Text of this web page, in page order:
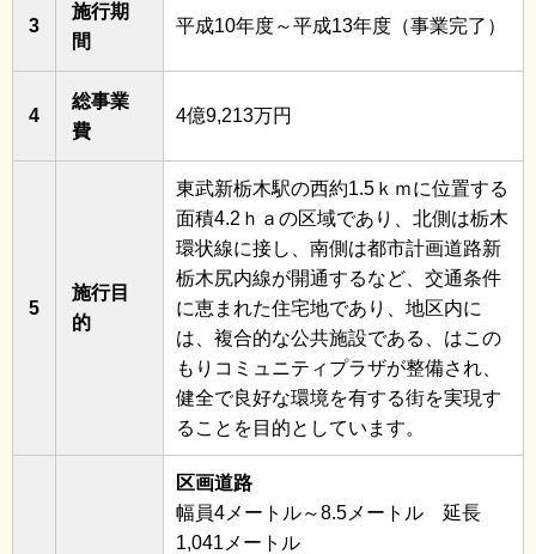
3
施行期
間
平成10年度～平成13年度（事業完了）
4
総事業
費
4億9,213万円
5
施行目
的
東武新栃木駅の西約1.5ｋｍに位置する
面積4.2ｈａの区域であり、北側は栃木
環状線に接し、南側は都市計画道路新
栃木尻内線が開通するなど、交通条件
に恵まれた住宅地であり、地区内に
は、複合的な公共施設である、はこの
もりコミュニティプラザが整備され、
健全で良好な環境を有する街を実現す
ることを目的としています。
区画道路
幅員4メートル～8.5メートル 延長
1,041メートル